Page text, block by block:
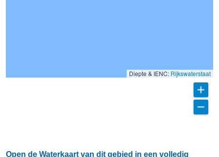
Diepte & IENC: Rijkswaterstaat
Open de Waterkaart van dit gebied in een volledig